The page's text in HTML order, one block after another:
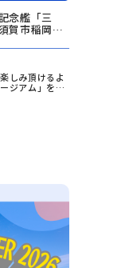
念艦「三
賀市稲岡町
しみ頂けるよ
ジアム」を開